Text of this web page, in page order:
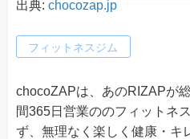
出典: chocozap.jp
フィットネスジム
chocoZAPは、あのRIZAPが
間365日営業ののフィットネ
ず、無理なく楽しく健康・キ